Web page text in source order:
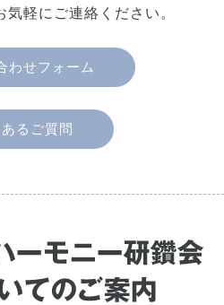
気軽にご連絡ください。
わせフォーム
るご質問